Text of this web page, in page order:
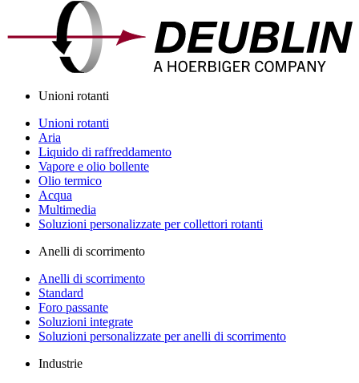
Unioni rotanti
Unioni rotanti
Aria
Liquido di raffreddamento
Vapore e olio bollente
Olio termico
Acqua
Multimedia
Soluzioni personalizzate per collettori rotanti
Anelli di scorrimento
Anelli di scorrimento
Standard
Foro passante
Soluzioni integrate
Soluzioni personalizzate per anelli di scorrimento
Industrie